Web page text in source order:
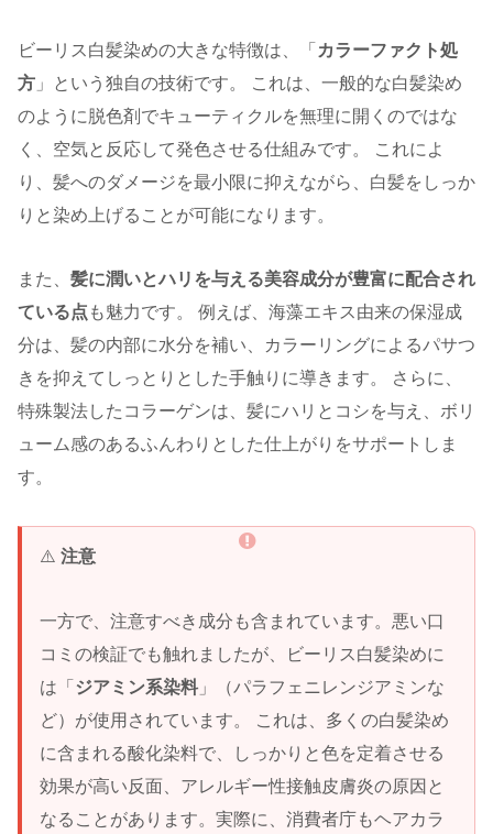
ビーリス白髪染めの大きな特徴は、「 カラーファクト処
方 」という独自の技術です。 これは、一般的な白髪染め
のように脱色剤でキューティクルを無理に開くのではな
く、空気と反応して発色させる仕組みです。 これによ
り、髪へのダメージを最小限に抑えながら、白髪をしっか
りと染め上げることが可能になります。
また、 髪に潤いとハリを与える美容成分が豊富に配合され
ている点 も魅力です。 例えば、海藻エキス由来の保湿成
分は、髪の内部に水分を補い、カラーリングによるパサつ
きを抑えてしっとりとした手触りに導きます。 さらに、
特殊製法したコラーゲンは、髪にハリとコシを与え、ボリ
ューム感のあるふんわりとした仕上がりをサポートしま
す。
⚠️ 注意
一方で、注意すべき成分も含まれています。悪い口
コミの検証でも触れましたが、ビーリス白髪染めに
は「 ジアミン系染料 」（パラフェニレンジアミンな
ど）が使用されています。 これは、多くの白髪染め
に含まれる酸化染料で、しっかりと色を定着させる
効果が高い反面、アレルギー性接触皮膚炎の原因と
なることがあります。実際に、消費者庁もヘアカラ